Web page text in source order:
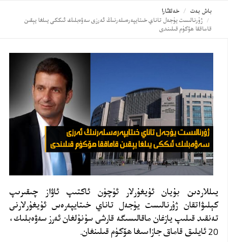
باش بەت
خەلقئارا
ژۇرنالىست يۈجەل تاناي خىتايپەرەسلەرنىڭ ئەرزى سەۋەبلىك ئىككى يىلغا يېقىن
قاماققا ھۆكۈم قىلىندى
يىللاردىن بۇيان ئۇيغۇرلار ئۈچۈن ئاكتىپ ئاۋاز چىقىرىپ
كېلىۋاتقان ژۇرنالىست يۈجەل تاناي خىتايپەرەس ئۇيغۇرلارنى
تەنقىد قىلىپ يازغان ماقالىسىگە قارشى سۇنۇلغان ئەرز سەۋەبلىك،
20 ئايلىق قاماق جازاسىغا ھۆكۈم قىلىنغان.